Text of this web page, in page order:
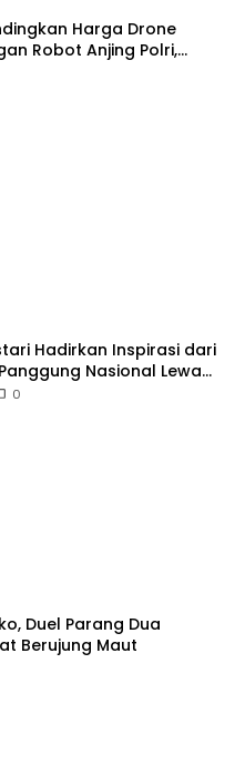
Harga Drone
Robot Anjing Polri,
Kali Lipat
Hadirkan Inspirasi dari
Nasional Lewat
Bergengsi
0
Duel Parang Dua
Berujung Maut